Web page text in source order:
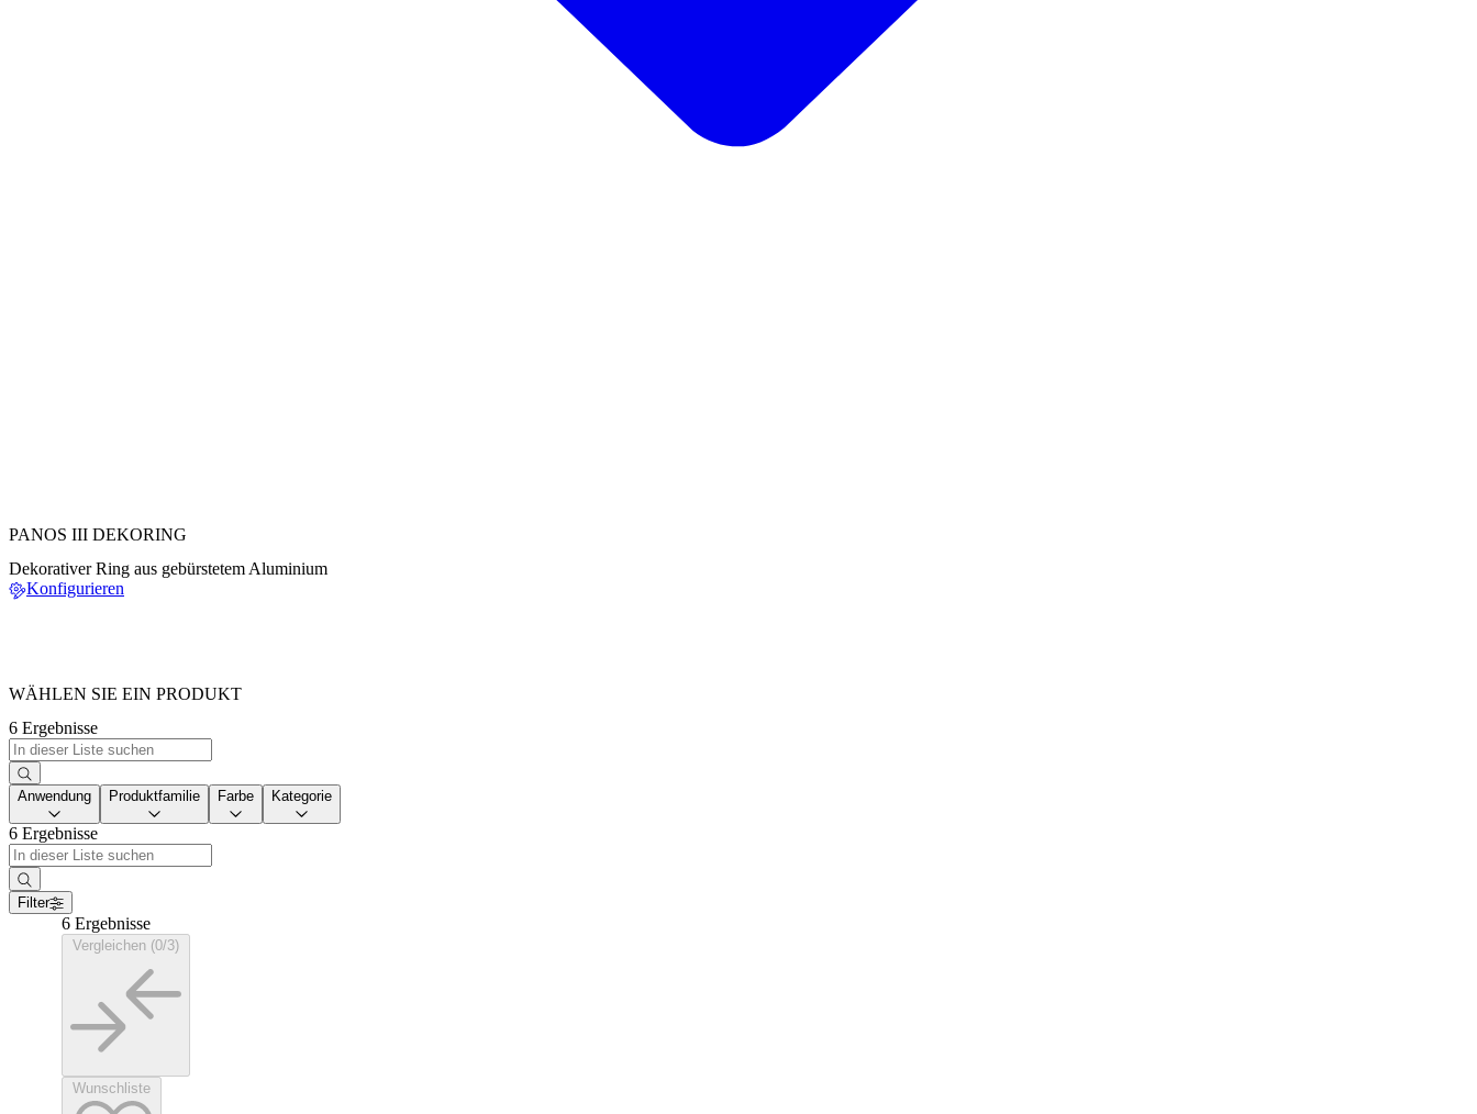
PANOS III DEKORING
Dekorativer Ring aus gebürstetem Aluminium
Konfigurieren
WÄHLEN SIE EIN PRODUKT
6 Ergebnisse
Anwendung Produktfamilie Farbe Kategorie
6 Ergebnisse
Filter
6 Ergebnisse